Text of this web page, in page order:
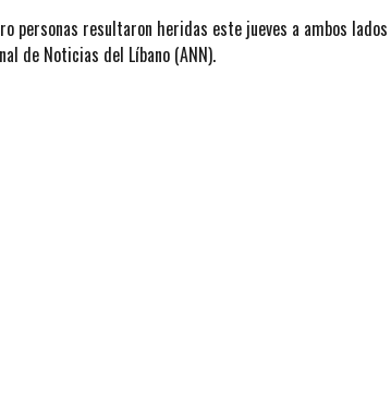
personas resultaron heridas este jueves a ambos
de Noticias del Líbano (ANN).